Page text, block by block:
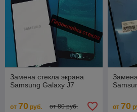
Замена стекла экрана
Samsung Galaxy J7
от 70 руб. от 80 руб. от 70